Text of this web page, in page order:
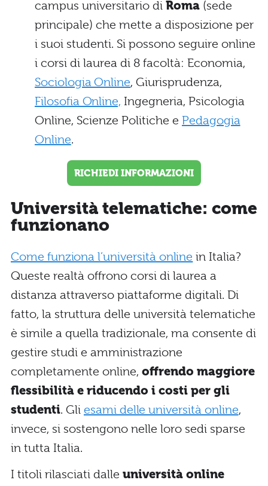
campus universitario di Roma (sede
principale) che mette a disposizione per
i suoi studenti. Si possono seguire online
i corsi di laurea di 8 facoltà: Economia,
Sociologia Online, Giurisprudenza,
Filosofia Online, Ingegneria, Psicologia
Online, Scienze Politiche e Pedagogia
Online.
RICHIEDI INFORMAZIONI
Università telematiche: come
funzionano
Come funziona l’università online in Italia?
Queste realtà offrono corsi di laurea a
distanza attraverso piattaforme digitali. Di
fatto, la struttura delle università telematiche
è simile a quella tradizionale, ma consente di
gestire studi e amministrazione
completamente online, offrendo maggiore
flessibilità e riducendo i costi per gli
studenti. Gli esami delle università online,
invece, si sostengono nelle loro sedi sparse
in tutta Italia.
I titoli rilasciati dalle università online